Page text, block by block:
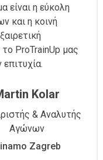
είναι η εύκολη
και η κοινή
ProTrainUp μας
Kolar
& Αναλυτής
Αγώνων
Zagreb